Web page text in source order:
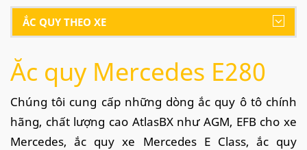
ẮC QUY THEO XE
Ắc quy Mercedes E280
Chúng tôi cung cấp những dòng ắc quy ô tô chính
hãng, chất lượng cao AtlasBX như AGM, EFB cho xe
Mercedes, ắc quy xe Mercedes E Class, ắc quy